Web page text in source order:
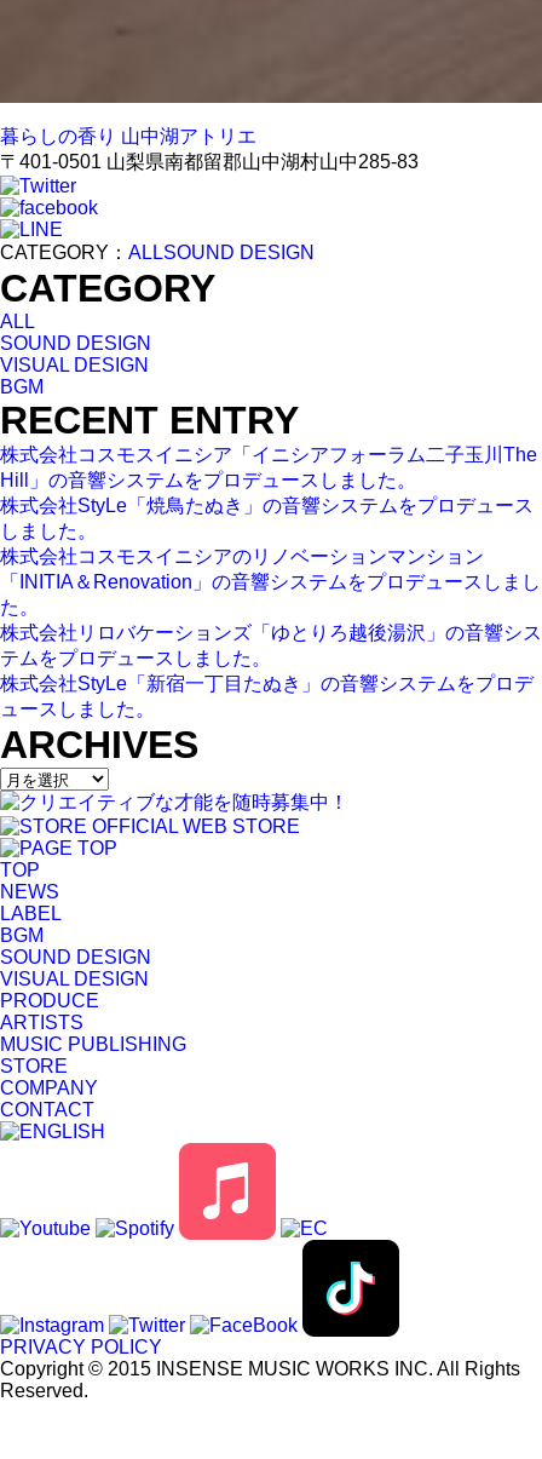
暮らしの香り 山中湖アトリエ
〒401-0501 山梨県南都留郡山中湖村山中285-83
CATEGORY： ALLSOUND DESIGN
CATEGORY
ALL
SOUND DESIGN
VISUAL DESIGN
BGM
RECENT ENTRY
株式会社コスモスイニシア「イニシアフォーラム二子玉川The
Hill」の音響システムをプロデュースしました。
株式会社StyLe「焼鳥たぬき」の音響システムをプロデュース
しました。
株式会社コスモスイニシアのリノベーションマンション
「INITIA＆Renovation」の音響システムをプロデュースしまし
た。
株式会社リロバケーションズ「ゆとりろ越後湯沢」の音響シス
テムをプロデュースしました。
株式会社StyLe「新宿一丁目たぬき」の音響システムをプロデ
ュースしました。
ARCHIVES
TOP
NEWS
LABEL
BGM
SOUND DESIGN
VISUAL DESIGN
PRODUCE
ARTISTS
MUSIC PUBLISHING
STORE
COMPANY
CONTACT
PRIVACY POLICY
Copyright © 2015 INSENSE MUSIC WORKS INC. All Rights
Reserved.